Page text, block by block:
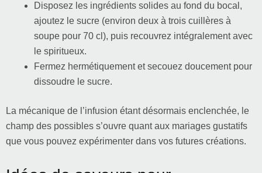
Disposez les ingrédients solides au fond du bocal,
ajoutez le sucre (environ deux à trois cuillères à
soupe pour 70 cl), puis recouvrez intégralement avec
le spiritueux.
Fermez hermétiquement et secouez doucement pour
dissoudre le sucre.
La mécanique de l’infusion étant désormais enclenchée, le
champ des possibles s’ouvre quant aux mariages gustatifs
que vous pouvez expérimenter dans vos futures créations.